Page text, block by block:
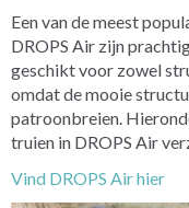
Een van de meest
DROPS Air zijn
geschikt voor zowel
omdat de mooie
patroonbreien.
truien in DROPS Air
Vind DROPS Air hier